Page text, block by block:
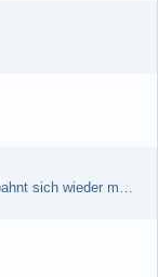
Erstes TTSC Rennen im neuen Jahr und es bahnt sich wieder mal eine Rekordteilnehmerzahl an